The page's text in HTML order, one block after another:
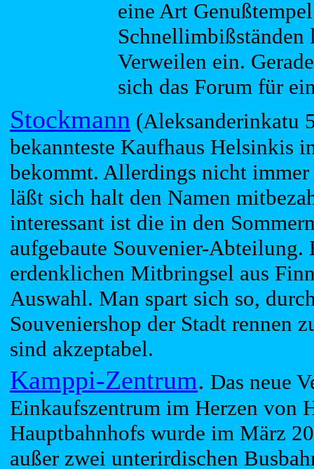
eine Art
Schnellimbißständen
Verweilen ein.
sich das Forum für
Stockmann (Aleksanderinkatu
bekannteste Kaufhaus Helsinkis
bekommt. Allerdings nicht
läßt sich halt den Namen
interessant ist die in den
aufgebaute Souvenier-
erdenklichen Mitbringsel aus
Auswahl. Man spart sich so,
Souveniershop der Stadt rennen
sind akzeptabel.
Kamppi-Zentrum. Das neue
Einkaufszentrum im Herzen von
Hauptbahnhofs wurde im März
außer zwei unterirdischen